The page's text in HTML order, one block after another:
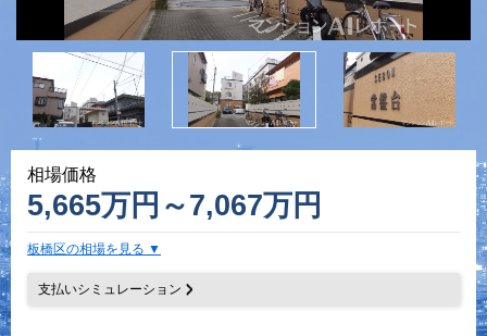
相場価格
5,665万円～7,067万円
板橋区の相場を見る
支払いシミュレーション